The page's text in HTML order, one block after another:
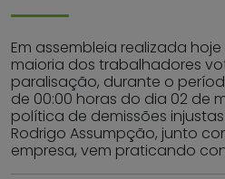
Em assembleia realizada
maioria dos trabalhadores
paralisação, durante o
de 00:00 horas do dia 02 de
política de demissões
Rodrigo Assumpção, junto
empresa, vem praticando